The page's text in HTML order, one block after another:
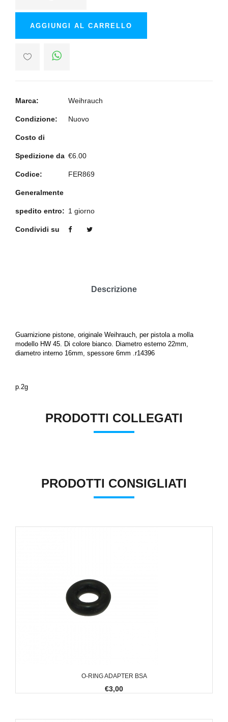
AGGIUNGI AL CARRELLO
Marca: Weihrauch
Condizione: Nuovo
Costo di
Spedizione da €6.00
Codice: FER869
Generalmente
spedito entro: 1 giorno
Condividi su
Descrizione
Guarnizione pistone, originale Weihrauch, per pistola a molla
modello HW 45. Di colore bianco. Diametro esterno 22mm,
diametro interno 16mm, spessore 6mm .r14396
p.2g
PRODOTTI COLLEGATI
PRODOTTI CONSIGLIATI
O-RING ADAPTER BSA
€3,00